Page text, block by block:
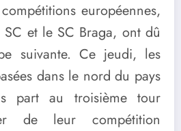
européennes,
et le SC Braga, ont dû
suivante. Ce jeudi, les
dans le nord du pays
part au troisième tour
de leur compétition